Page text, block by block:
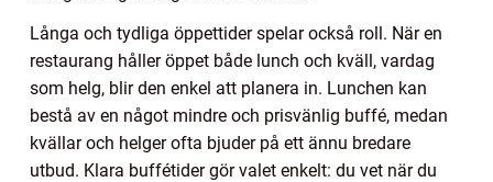
Långa och tydliga öppettider spelar också roll. När en
restaurang håller öppet både lunch och kväll, vardag
som helg, blir den enkel att planera in. Lunchen kan
bestå av en något mindre och prisvänlig buffé, medan
kvällar och helger ofta bjuder på ett ännu bredare
utbud. Klara buffétider gör valet enkelt: du vet när du